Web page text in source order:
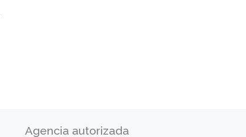
Agencia autorizada